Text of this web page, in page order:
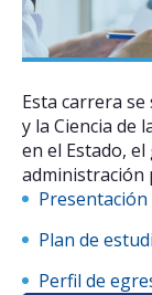
Esta carrera
y la Ciencia de
en el Estado,
administración
Presentación
Plan de
Perfil de